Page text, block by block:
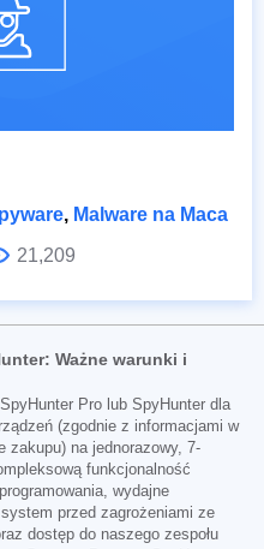
, Malware na Maca
21,209
Ważne warunki i
Pro lub SpyHunter dla
(zgodnie z informacjami w
zakupu) na jednorazowy, 7-
funkcjonalność
wydajne
przed zagrożeniami ze
dostęp do naszego zespołu